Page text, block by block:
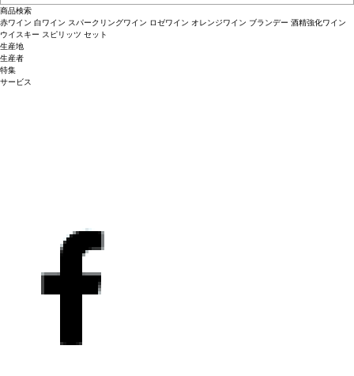
商品検索
赤ワイン 白ワイン スパークリングワイン ロゼワイン オレンジワイン ブランデー 酒精強化ワイン
ウイスキー スピリッツ セット
生産地
生産者
特集
サービス